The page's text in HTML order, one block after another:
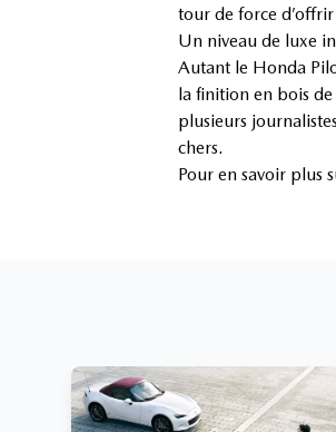
tour de force
Un niveau de luxe
Autant le Honda
la finition en bois
plusieurs
chers.
Pour en savoir plus